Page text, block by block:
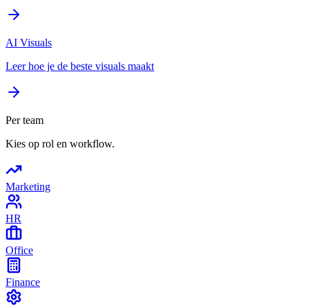
AI Visuals
Leer hoe je de beste visuals maakt
Per team
Kies op rol en workflow.
Marketing
HR
Office
Finance